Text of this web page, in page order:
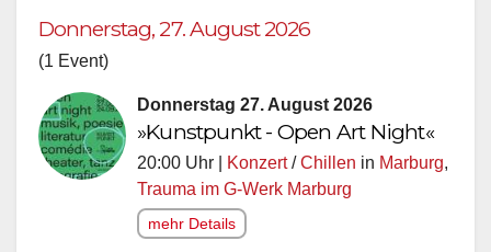
Donnerstag, 27. August 2026
(1 Event)
Donnerstag 27. August 2026
»Kunstpunkt - Open Art Night«
20:00 Uhr | Konzert/Chillen in Marburg,
Trauma im G-Werk Marburg
mehr Details